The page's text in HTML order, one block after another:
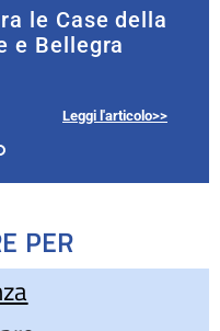
le Case della
e Bellegra
Leggi l'articolo>>
PER